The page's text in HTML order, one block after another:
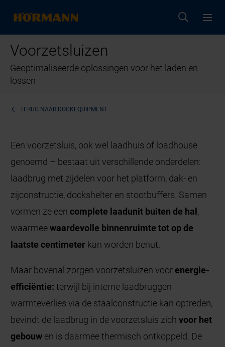
Voorzetsluizen
Geoptimaliseerde oplossingen voor het laden en
lossen
TERUG NAAR DOCKEQUIPMENT
Een voorzetsluis, ook wel laadhuis of loadhouse
genoemd – bestaat uit verschillende onderdelen:
laadbrug met zijdelen voor het platform, dak- en
zijconstructie, dockshelter en stootbuffers. Samen
vormen ze eencomplete laadunit buiten de hal ,
waarmeewaardevolle binnenruimte tot op de
laatste centimeter kan worden benut.
Maar bovenal zorgen voorzetsluizen voor energie-
efficiëntie: terwijl bij interne laadbruggen
warmteverlies via de staalconstructie kan optreden,
bevindt de laadbrug in de voorzetsluis zichvoor het
gebouw en is daarmee thermisch ontkoppeld. De